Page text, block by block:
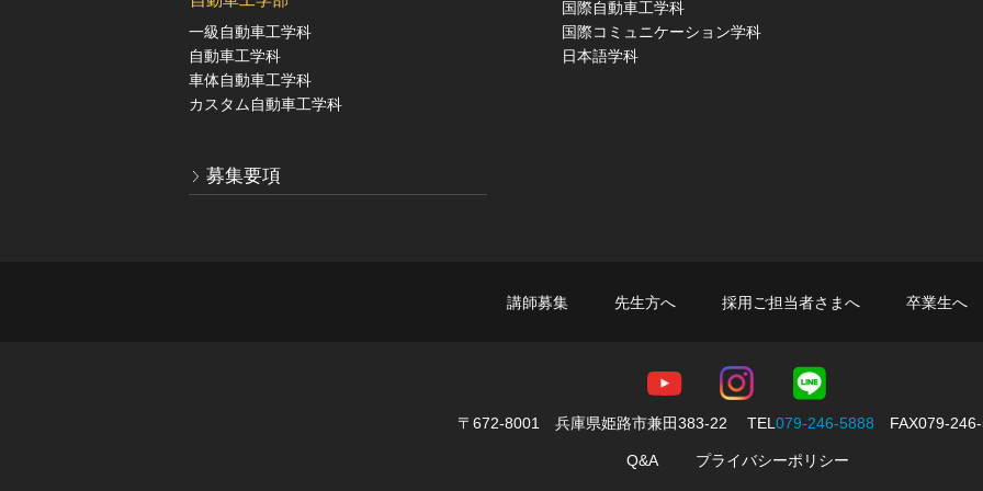
一級自動車工学科
自動車工学科
車体自動車工学科
カスタム自動車工学科
国際自動車工学科
国際コミュニケーション学科
日本語学科
募集要項
講師募集 先生方へ 採用ご担当者さまへ 卒業生へ
〒672-8001 兵庫県姫路市兼田383-22 TEL079-246-5888 FAX079-
Q&A プライバシーポリシー